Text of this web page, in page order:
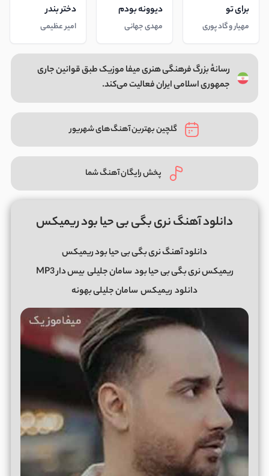
برای تو
مهیار و گاد پوری
دیوونه بودم
مهدی جهانی
دختر بندر
امیر عظیمی
رسانهٔ بزرگ فرهنگی هنری میفا موزیک طبق قوانین جاری
جمهوری اسلامی ایران فعالیت می‌کند.
گلچین بهترین آهنگ‌های شهریور
پخش رایگان آهنگ شما
دانلود آهنگ نری بگی بی حیا بود ریمیکس
دانلود آهنگ نری بگی بی حیا بود ریمیکس
ریمیکس نری بگی بی حیا بود سامان جلیلیبیس دار MP3
دانلود ریمیکس سامان جلیلی بهونه